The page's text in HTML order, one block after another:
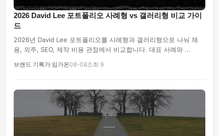
2026 David Lee 포트폴리오 사례형 vs 갤러리형 비교 가이
드
2026년 David Lee 포트폴리오를 사례형과 갤러리형으로 나눠 채
용, 외주, SEO, 제작 비용 관점에서 비교합니다. 대표 사례와 ...
브랜드 기록가 임가온08-08조회 9